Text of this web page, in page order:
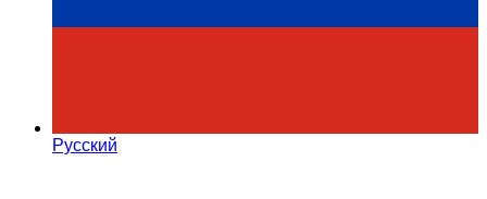
Русский